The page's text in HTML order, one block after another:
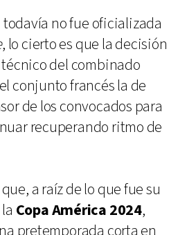
no fue oficializada
, lo cierto es que la decisión
del combinado
conjunto francés la de
de los convocados para
recuperando ritmo de
a raíz de lo que fue su
Copa América 2024,
pretemporada corta en